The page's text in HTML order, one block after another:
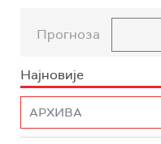
Прогноза
Најновије